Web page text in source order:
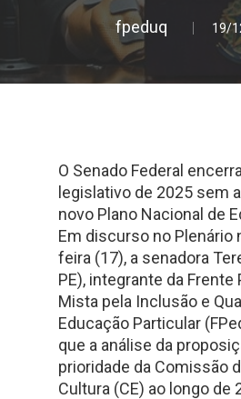
fpeduq 19/
O Senado Federal
legislativo de 2025 sem
novo Plano Nacional de
Em discurso no Plenário
feira (17), a senadora
PE), integrante da Frente
Mista pela Inclusão e
Educação Particular
que a análise da
prioridade da Comissão
Cultura (CE) ao longo de